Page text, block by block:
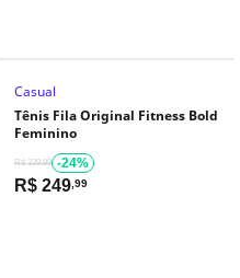
Casual
Tênis Fila Original Fitness Bold
Feminino
R$ 329,99 -24%
R$ 249,99